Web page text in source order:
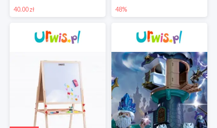
40.00 zł 48%